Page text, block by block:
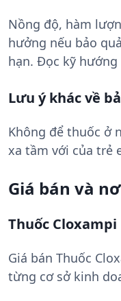
Nồng độ, hàm
hưởng nếu bảo
hạn. Đọc kỹ
Lưu ý khác về
Không để thuốc ở
xa tầm với của trẻ
Giá bán và
Thuốc Cloxampi
Giá bán Thuốc
từng cơ sở kinh